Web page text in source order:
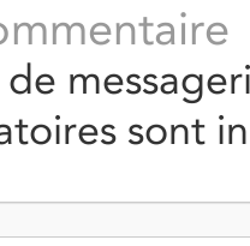
sont